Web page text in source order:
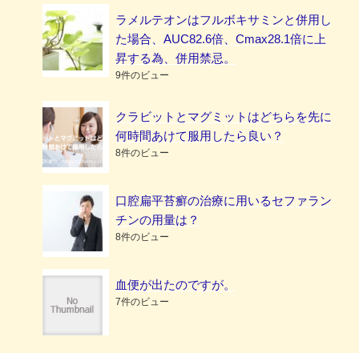
ラメルテオンはフルボキサミンと併用し
た場合、AUC82.6倍、Cmax28.1倍に上
昇する為、併用禁忌。
9件のビュー
クラビットとマグミットはどちらを先に
何時間あけて服用したら良い？
8件のビュー
口腔扁平苔癬の治療に用いるセファラン
チンの用量は？
8件のビュー
血便が出たのですが。
7件のビュー